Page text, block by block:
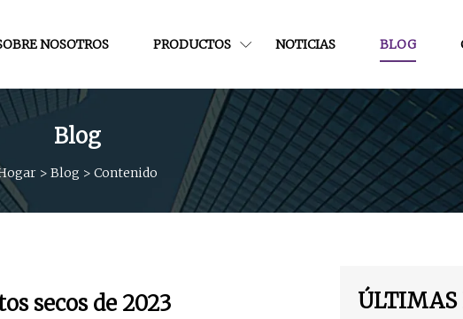
NOSOTROS PRODUCTOS NOTICIAS BLOG
Blog
> Blog > Contenido
secos de 2023 ÚLTIMAS